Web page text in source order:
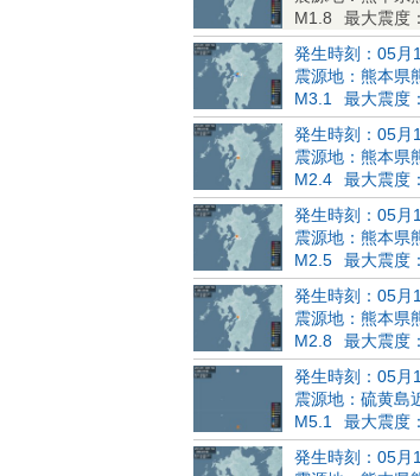
M1.8
最大震度
発生時刻：05月
震源地：熊本県
M3.1
最大震度
発生時刻：05月
震源地：熊本県
M2.4
最大震度
発生時刻：05月
震源地：熊本県
M2.5
最大震度
発生時刻：05月
震源地：熊本県
M2.8
最大震度
発生時刻：05月
震源地：硫黄島
M5.1
最大震度
発生時刻：05月